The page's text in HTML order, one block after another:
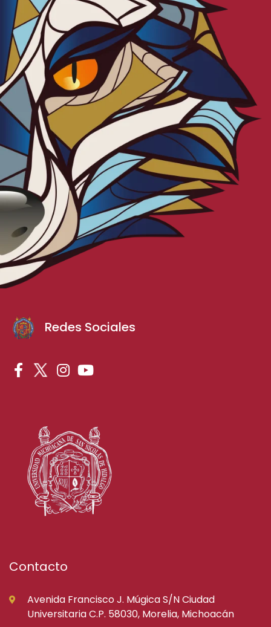
Redes Sociales
Contacto
Avenida Francisco J. Múgica S/N Ciudad
Universitaria C.P. 58030, Morelia, Michoacán